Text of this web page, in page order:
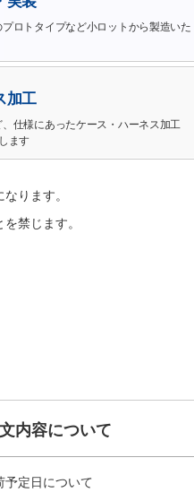
ロトタイプなど小ロットから製造いた
加工
仕様にあったケース・ハーネス加工
ます
ります。
禁じます。
内容について
予定日について